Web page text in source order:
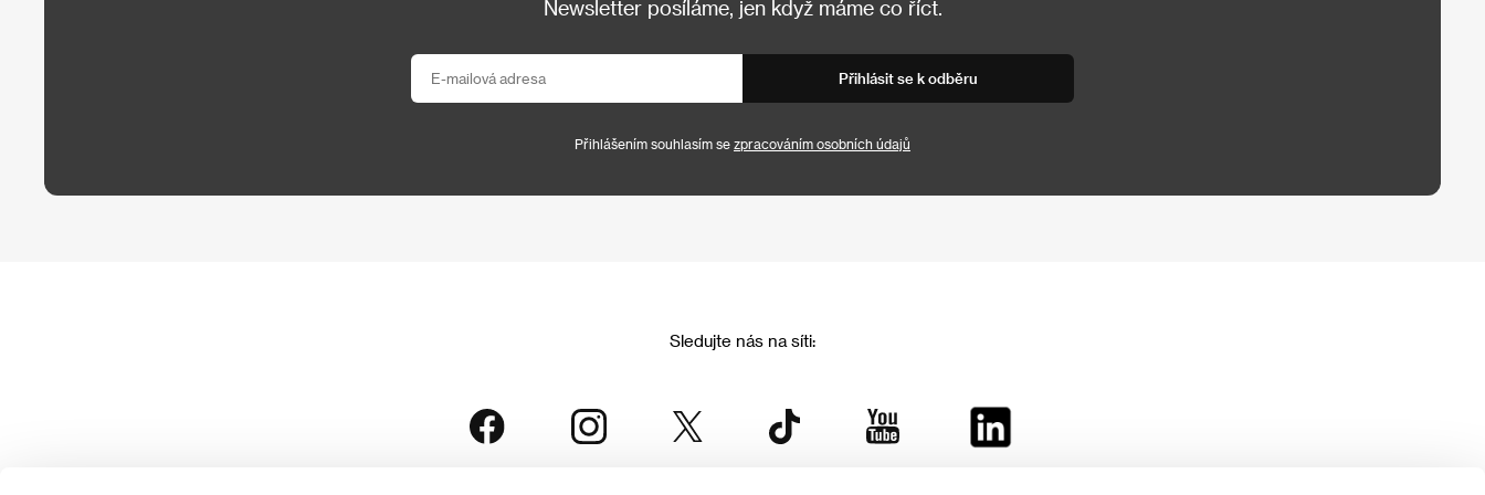
Newsletter posíláme, jen když máme co říct.
Přihlásit se k odběru
Přihlášením souhlasím se zpracováním osobních údajů
Sledujte nás na síti: